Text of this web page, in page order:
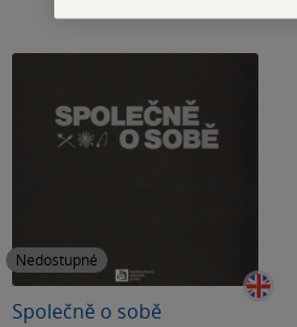
Nedostupné
Společně o sobě